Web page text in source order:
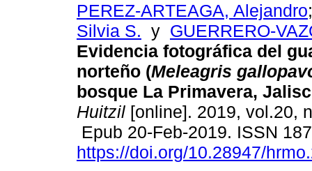
PEREZ-ARTEAGA, Alejandro
Silvia S. y GUERRERO-
Evidencia fotográfica del
norteño (Meleagris
bosque La Primavera,
Huitzil [online]. 2019, vol.20,
Epub 20-Feb-2019. ISSN
https://doi.org/10.28947/